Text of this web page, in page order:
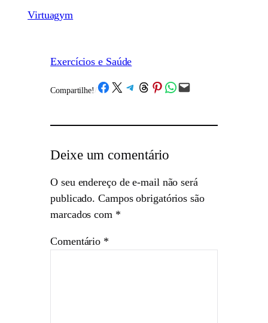
Virtuagym
Exercícios e Saúde
Compartilhe! /Share on Facebook
Share on X Share on Telegram
Share on Threads
Share on Pinterest
Share on WhatsApp
Email this Page
Deixe um comentário
O seu endereço de e-mail não será
publicado. Campos obrigatórios são
marcados com *
Comentário *